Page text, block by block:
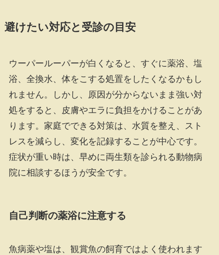
避けたい対応と受診の目安
ウーパールーパーが白くなると、すぐに薬浴、塩
浴、全換水、体をこする処置をしたくなるかもし
れません。しかし、原因が分からないまま強い対
処をすると、皮膚やエラに負担をかけることがあ
ります。家庭でできる対策は、水質を整え、スト
レスを減らし、変化を記録することが中心です。
症状が重い時は、早めに両生類を診られる動物病
院に相談するほうが安全です。
自己判断の薬浴に注意する
魚病薬や塩は、観賞魚の飼育ではよく使われます